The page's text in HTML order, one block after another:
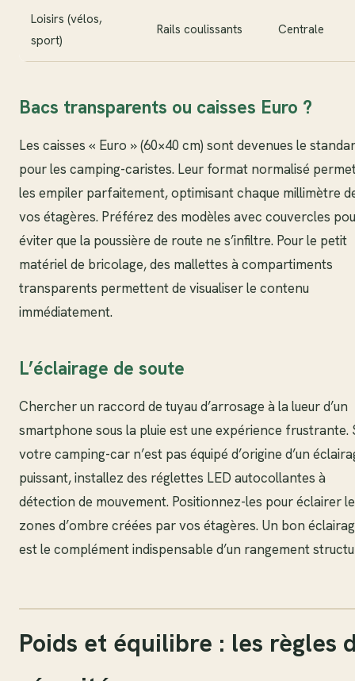
Loisirs (vélos,
sport)
Rails coulissants Centrale
Bacs transparents ou caisses Euro ?
Les caisses « Euro » (60×40 cm) sont devenues le
pour les camping-caristes. Leur format normalisé
les empiler parfaitement, optimisant chaque millimètre
vos étagères. Préférez des modèles avec couvercles
éviter que la poussière de route ne s’infiltre. Pour le petit
matériel de bricolage, des mallettes à compartiments
transparents permettent de visualiser le contenu
immédiatement.
L’éclairage de soute
Chercher un raccord de tuyau d’arrosage à la lueur d’un
smartphone sous la pluie est une expérience frustrante.
votre camping-car n’est pas équipé d’origine d’un
puissant, installez des réglettes LED autocollantes à
détection de mouvement. Positionnez-les pour éclairer
zones d’ombre créées par vos étagères. Un bon
est le complément indispensable d’un rangement
Poids et équilibre : les règles